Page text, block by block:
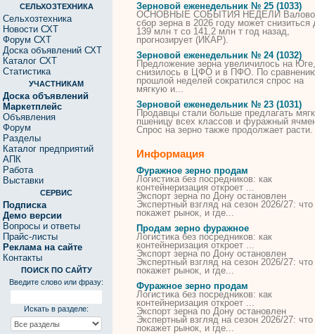
СЕЛЬХОЗТЕХНИКА
Сельхозтехника
Новости СХТ
Форум СХТ
Доска объявлений СХТ
Каталог СХТ
Статистика
УЧАСТНИКАМ
Доска объявлений
Маркетплейс
Объявления
Форум
Разделы
Каталог предприятий
АПК
Работа
Выставки
СЕРВИС
Подписка
Демо версии
Вопросы и ответы
Прайс-листы
Реклама на сайте
Контакты
ПОИСК ПО САЙТУ
Введите слово или фразу:
Искать в разделе:
Зерновой еженедельник № 25 (1033)
ОСНОВНЫЕ СОБЫТИЯ НЕДЕЛИ
сбор зерна в 2026 году может снизиться
139 млн т со 141,2 млн т год назад,
прогнозирует (ИКАР).
Зерновой еженедельник № 24 (1032)
Предложение зерна увеличилось на
снизилось в ЦФО и в ПФО. По
прошлой неделей сократился спрос на
мягкую и...
Зерновой еженедельник № 23 (1031)
Продавцы стали больше предлагать
пшеницу всех классов и фуражный
Спрос на зерно также продолжает расти.
Информация
Фуражное зерно продам
Логистика без посредников: как
контейнеризация откроет ...
Экспорт зернапо Дону остановлен
Экспертный взгляд на сезон 2026/27: что
покажет рынок, и где...
Продам зерно фуражное
Логистика без посредников: как
контейнеризация откроет ...
Экспорт зернапо Дону остановлен
Экспертный взгляд на сезон 2026/27: что
покажет рынок, и где...
Фуражное зерно продам
Логистика без посредников: как
контейнеризация откроет ...
Экспорт зернапо Дону остановлен
Экспертный взгляд на сезон 2026/27: что
покажет рынок, и где...